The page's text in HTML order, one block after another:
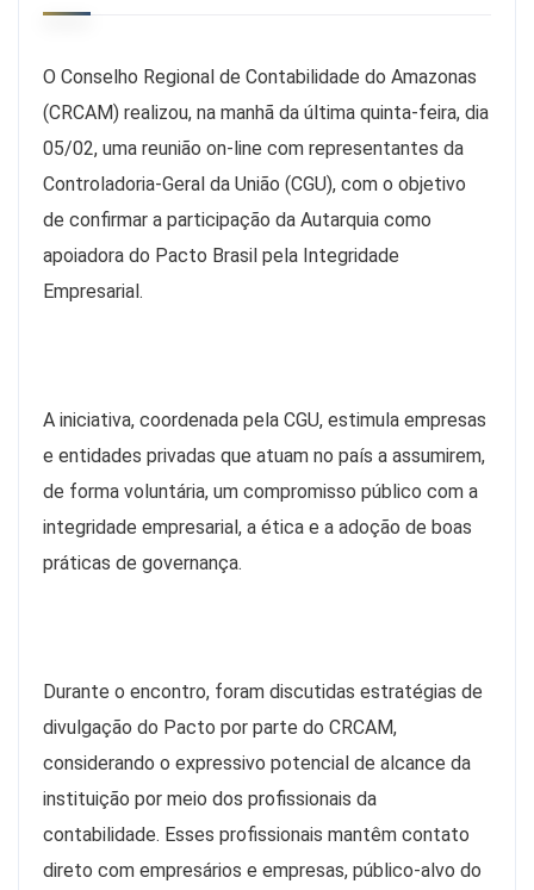
O Conselho Regional de Contabilidade do Amazonas
(CRCAM) realizou, na manhã da última quinta-feira, dia
05/02, uma reunião on-line com representantes da
Controladoria-Geral da União (CGU), com o objetivo
de confirmar a participação da Autarquia como
apoiadora do Pacto Brasil pela Integridade
Empresarial.
A iniciativa, coordenada pela CGU, estimula empresas
e entidades privadas que atuam no país a assumirem,
de forma voluntária, um compromisso público com a
integridade empresarial, a ética e a adoção de boas
práticas de governança.
Durante o encontro, foram discutidas estratégias de
divulgação do Pacto por parte do CRCAM,
considerando o expressivo potencial de alcance da
instituição por meio dos profissionais da
contabilidade. Esses profissionais mantêm contato
direto com empresários e empresas, público-alvo do